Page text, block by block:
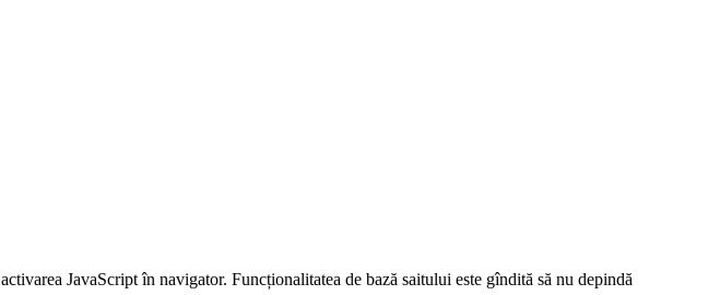
JavaScript în navigator. Funcționalitatea de bază saitului este gîndită să nu depindă